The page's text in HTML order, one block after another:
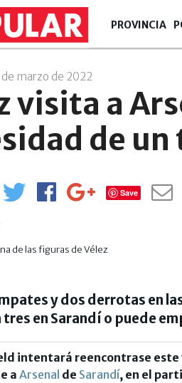
PROVINCIA
de marzo de 2022
visita a
de
Save
de las figuras de Vélez
y dos derrotas en
tres en Sarandí o puede
intentará reencontrase este
aArsenal de Sarandí, en el